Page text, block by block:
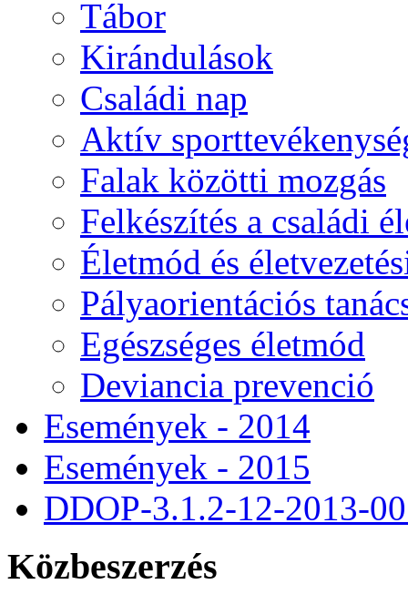
Tábor
Kirándulások
Családi nap
Aktív
Falak közötti mozgás
Felkészítés a családi
Életmód és
Pályaorientációs
Egészséges életmód
Deviancia prevenció
Események - 2014
Események - 2015
DDOP-3.1.2-12-2013-
Közbeszerzés